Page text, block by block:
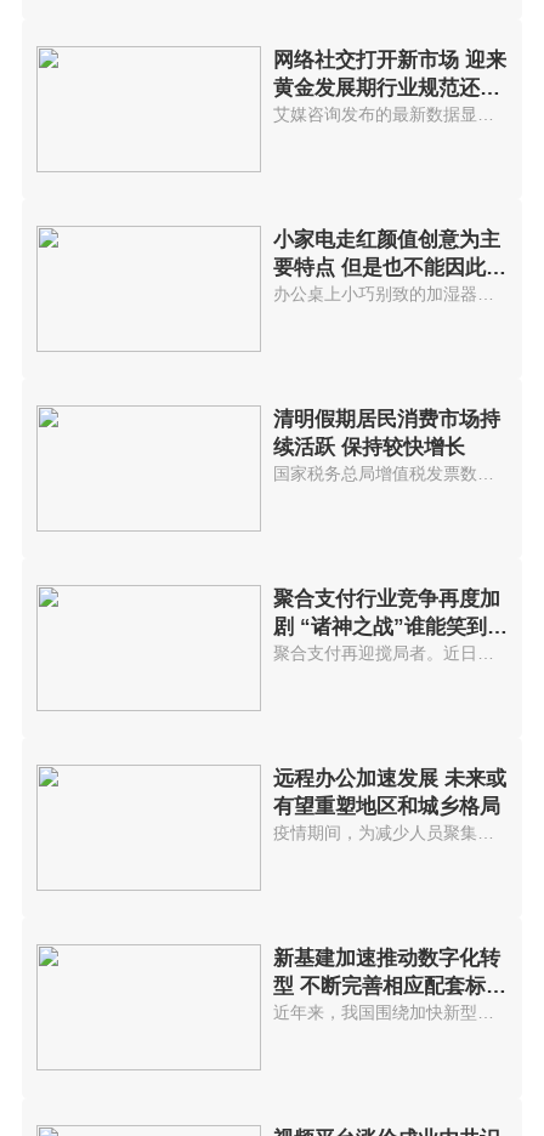
网络社交打开新市场 迎来
黄金发展期行业规范还需
加强
小家电走红颜值创意为主
要特点 但是也不能因此忽
略品质
清明假期居民消费市场持
续活跃 保持较快增长
聚合支付行业竞争再度加
剧 “诸神之战”谁能笑到最
后
聚合支付再迎搅局者。近日，支付宝官方微博发布公告称，支付宝收钱码提现免费服务延长3年，且不设单笔上限...
远程办公加速发展 未来或
有望重塑地区和城乡格局
疫情期间，为减少人员聚集，全球各大公司纷纷按下远程办公加速键。在一些国家，以往人声鼎沸的商务区变得寂...
新基建加速推动数字化转
型 不断完善相应配套标准
体系
近年来，我国围绕加快新型基础设施建设、推动行业数字化转型、促进融通发展等方面做了大量工作，取得积极成...